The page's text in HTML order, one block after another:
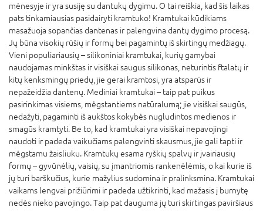
mėnesyje ir yra susiję su dantukų dygimu. O tai reiškia, kad šis laikas
pats tinkamiausias pasidairyti kramtuko! Kramtukai kūdikiams
masažuoja sopančias dantenas ir palengvina dantų dygimo procesą.
Jų būna visokių rūšių ir formų bei pagamintų iš skirtingų medžiagų.
Vieni populiariausių – silikoniniai kramtukai, kurių gamybai
naudojamas minkštas ir visiškai saugus silikonas, neturintis ftalatų ir
kitų kenksmingų priedų, jie gerai kramtosi, yra atsparūs ir
nepažeidžia dantenų. Mediniai kramtukai – taip pat puikus
pasirinkimas visiems, mėgstantiems natūralumą; jie visiškai saugūs,
nedažyti, pagaminti iš aukštos kokybės nugludintos medienos ir
smagūs kramtyti. Be to, kad kramtukai yra visiškai nepavojingi
naudoti ir padeda vaikučiams palengvinti skausmus, jie gali tapti ir
mėgstamu žaisliuku. Kramtukų esama ryškių spalvų ir įvairiausių
formų – gyvūnėlių, vaisių, su įmantriomis rankenėlėmis, o kai kurie iš
jų turi barškučius, kurie mažylius sudomina ir pralinksmina. Kramtukai
vaikams lengvai prižiūrimi ir padeda užtikrinti, kad mažasis į burnytę
nedės nieko pavojingo. Taip pat dauguma jų turi skirtingas paviršiaus